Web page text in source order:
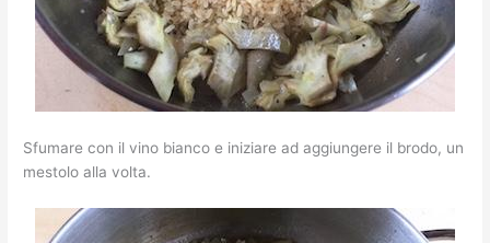
Sfumare con il vino bianco e iniziare ad aggiungere il brodo, un
mestolo alla volta.